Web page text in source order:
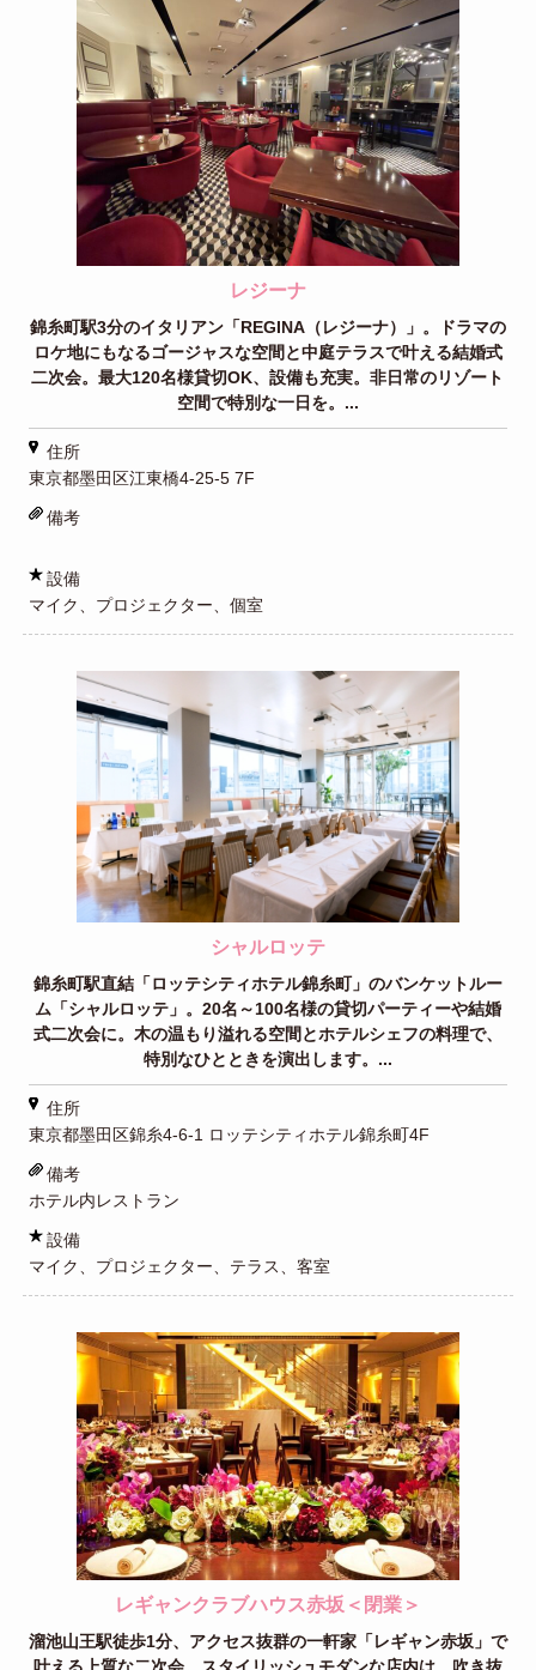
レジーナ
錦糸町駅3分のイタリアン「REGINA（レジーナ）」。ドラマの
ロケ地にもなるゴージャスな空間と中庭テラスで叶える結婚式
二次会。最大120名様貸切OK、設備も充実。非日常のリゾート
空間で特別な一日を。...
住所
東京都墨田区江東橋4-25-5 7F
備考
設備
マイク、プロジェクター、個室
シャルロッテ
錦糸町駅直結「ロッテシティホテル錦糸町」のバンケットルー
ム「シャルロッテ」。20名～100名様の貸切パーティーや結婚
式二次会に。木の温もり溢れる空間とホテルシェフの料理で、
特別なひとときを演出します。...
住所
東京都墨田区錦糸4-6-1 ロッテシティホテル錦糸町4F
備考
ホテル内レストラン
設備
マイク、プロジェクター、テラス、客室
レギャンクラブハウス赤坂＜閉業＞
溜池山王駅徒歩1分、アクセス抜群の一軒家「レギャン赤坂」で
叶える上質な二次会。スタイリッシュモダンな店内は、吹き抜